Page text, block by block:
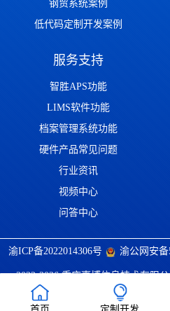
钢贸系统案例
低代码定制开发案例
服务支持
智胜APS功能
LIMS软件功能
档案管理系统功能
硬件产品常见问题
行业资讯
视频中心
问答中心
渝ICP备2022014306号 渝公网安备
2022-2026 重庆壹博信息技术有限
https://